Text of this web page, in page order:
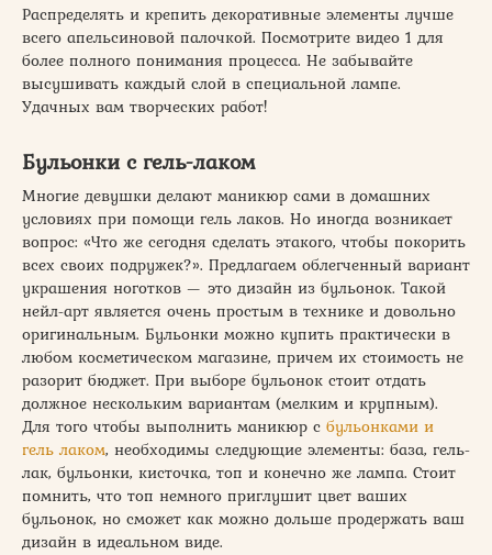
Распределять и крепить декоративные элементы лучше
всего апельсиновой палочкой. Посмотрите видео 1 для
более полного понимания процесса. Не забывайте
высушивать каждый слой в специальной лампе.
Удачных вам творческих работ!
Бульонки с гель-лаком
Многие девушки делают маникюр сами в домашних
условиях при помощи гель лаков. Но иногда возникает
вопрос: «Что же сегодня сделать этакого, чтобы покорить
всех своих подружек?». Предлагаем облегченный вариант
украшения ноготков — это дизайн из бульонок. Такой
нейл-арт является очень простым в технике и довольно
оригинальным. Бульонки можно купить практически в
любом косметическом магазине, причем их стоимость не
разорит бюджет. При выборе бульонок стоит отдать
должное нескольким вариантам (мелким и крупным).
Для того чтобы выполнить маникюр с бульонками и
гель лаком, необходимы следующие элементы: база, гель-
лак, бульонки, кисточка, топ и конечно же лампа. Стоит
помнить, что топ немного приглушит цвет ваших
бульонок, но сможет как можно дольше продержать ваш
дизайн в идеальном виде.